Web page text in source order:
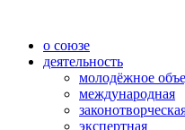
о союзе
деятельность
молодёжное
международная
экспертная